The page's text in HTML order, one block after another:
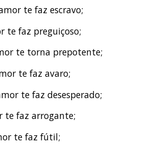
te faz escravo;
te faz preguiçoso;
te torna prepotente;
te faz avaro;
te faz desesperado;
te faz arrogante;
te faz fútil;